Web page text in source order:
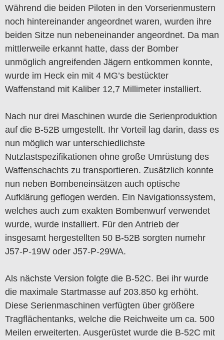
Während die beiden Piloten in den Vorserienmustern
noch hintereinander angeordnet waren, wurden ihre
beiden Sitze nun nebeneinander angeordnet. Da man
mittlerweile erkannt hatte, dass der Bomber
unmöglich angreifenden Jägern entkommen konnte,
wurde im Heck ein mit 4 MG’s bestückter
Waffenstand mit Kaliber 12,7 Millimeter installiert.
Nach nur drei Maschinen wurde die Serienproduktion
auf die B-52B umgestellt. Ihr Vorteil lag darin, dass es
nun möglich war unterschiedlichste
Nutzlastspezifikationen ohne große Umrüstung des
Waffenschachts zu transportieren. Zusätzlich konnte
nun neben Bombeneinsätzen auch optische
Aufklärung geflogen werden. Ein Navigationssystem,
welches auch zum exakten Bombenwurf verwendet
wurde, wurde installiert. Für den Antrieb der
insgesamt hergestellten 50 B-52B sorgten numehr
J57-P-19W oder J57-P-29WA.
Als nächste Version folgte die B-52C. Bei ihr wurde
die maximale Startmasse auf 203.850 kg erhöht.
Diese Serienmaschinen verfügten über größere
Tragflächentanks, welche die Reichweite um ca. 500
Meilen erweiterten. Ausgerüstet wurde die B-52C mit